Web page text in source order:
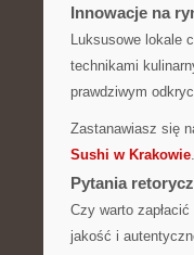
Innowacje na
Luksusowe lokale
technikami
prawdziwym
Zastanawiasz się
Sushi w Krakowie
Pytania
Czy warto
jakość i